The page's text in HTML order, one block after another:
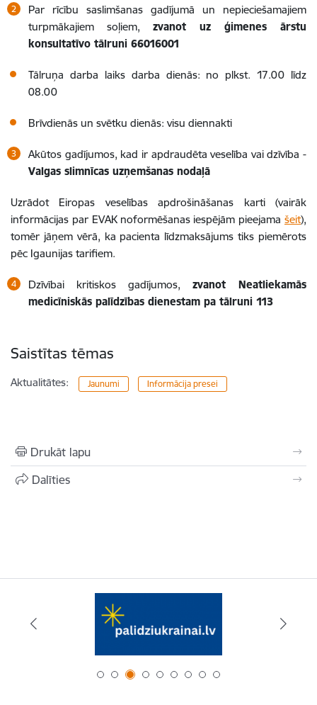
Par rīcību saslimšanas gadījumā un nepieciešamajiem
turpmākajiem soļiem, zvanot uz ģimenes ārstu
konsultatīvo tālruni 66016001
Tālruņa darba laiks darba dienās: no plkst. 17.00 līdz
08.00
Brīvdienās un svētku dienās: visu diennakti
Akūtos gadījumos, kad ir apdraudēta veselība vai dzīvība -
Valgas slimnīcas uzņemšanas nodaļā
Uzrādot Eiropas veselības apdrošināšanas karti (vairāk
informācijas par EVAK noformēšanas iespējām pieejama šeit),
tomēr jāņem vērā, ka pacienta līdzmaksājums tiks piemērots
pēc Igaunijas tarifiem.
Dzīvībai kritiskos gadījumos, zvanot Neatliekamās
medicīniskās palīdzības dienestam pa tālruni 113
Saistītas tēmas
Aktualitātes: Jaunumi Informācija presei
Drukāt lapu
Dalīties